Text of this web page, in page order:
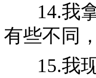
14.我
有些不同
15.我